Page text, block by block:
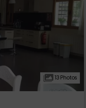
13 Photos